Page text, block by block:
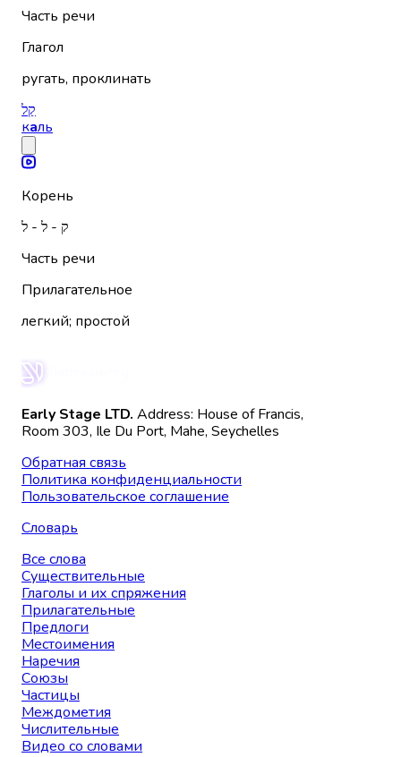
Часть речи
Глагол
ругать, проклинать
קַל
каль
Корень
ק - ל - ל
Часть речи
Прилагательное
легкий; простой
Early Stage LTD. Address: House of Francis,
Room 303, Ile Du Port, Mahe, Seychelles
Обратная связь
Политика конфиденциальности
Пользовательское соглашение
Словарь
Все слова
Существительные
Глаголы и их спряжения
Прилагательные
Предлоги
Местоимения
Наречия
Союзы
Частицы
Междометия
Числительные
Видео со словами